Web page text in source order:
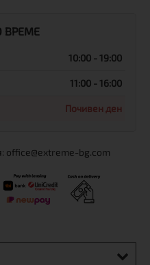
ВРЕМЕ
10:00 - 19:00
11:00 - 16:00
Почивен ден
office@extreme-bg.com